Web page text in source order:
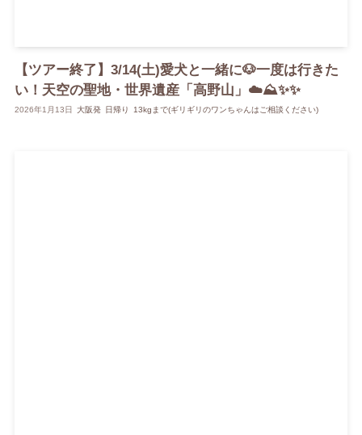
【ツアー終了】3/14(土)愛犬と一緒に🐶一度は行きた
い！天空の聖地・世界遺産「高野山」☁️⛰️✨✨
2026年1月13日 大阪発 日帰り 13kgまで(ギリギリのワンちゃんはご相談ください)